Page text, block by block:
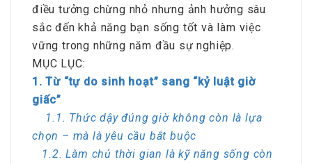
điều tưởng chừng nhỏ nhưng ảnh hưởng sâu
sắc đến khả năng bạn sống tốt và làm việc
vững trong những năm đầu sự nghiệp.
MỤC LỤC:
1. Từ “tự do sinh hoạt” sang “kỷ luật giờ
giấc”
1.1. Thức dậy đúng giờ không còn là lựa
chọn – mà là yêu cầu bắt buộc
1.2. Làm chủ thời gian là kỹ năng sống còn